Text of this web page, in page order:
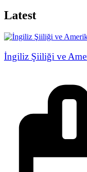
Latest
İngiliz Şiiliği ve